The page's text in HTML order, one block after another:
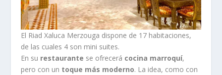
El Riad Xaluca Merzouga dispone de 17 habitaciones,
de las cuales 4 son mini suites.
En su restaurante se ofrecerá cocina marroquí,
pero con un toque más moderno. La idea, como con